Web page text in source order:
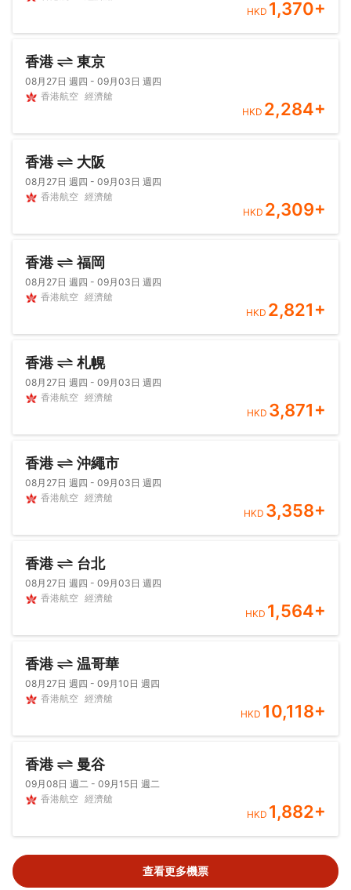
HKD 1,370+
香港 東京
08月27日 週四 - 09月03日 週四
香港航空 經濟艙
HKD 2,284+
香港 大阪
08月27日 週四 - 09月03日 週四
香港航空 經濟艙
HKD 2,309+
香港 福岡
08月27日 週四 - 09月03日 週四
香港航空 經濟艙
HKD 2,821+
香港 札幌
08月27日 週四 - 09月03日 週四
香港航空 經濟艙
HKD 3,871+
香港 沖繩市
08月27日 週四 - 09月03日 週四
香港航空 經濟艙
HKD 3,358+
香港 台北
08月27日 週四 - 09月03日 週四
香港航空 經濟艙
HKD 1,564+
香港 温哥華
08月27日 週四 - 09月10日 週四
香港航空 經濟艙
HKD 10,118+
香港 曼谷
09月08日 週二 - 09月15日 週二
香港航空 經濟艙
HKD 1,882+
查看更多機票